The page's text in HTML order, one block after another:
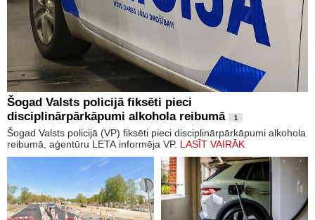
Šogad Valsts policijā fiksēti pieci
disciplinārpārkāpumi alkohola reibumā
1
Šogad Valsts policijā (VP) fiksēti pieci disciplinārpārkāpumi alkohola
reibumā, aģentūru LETA informēja VP. LASĪT VAIRĀK